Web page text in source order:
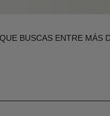
BUSCAS ENTRE MÁS